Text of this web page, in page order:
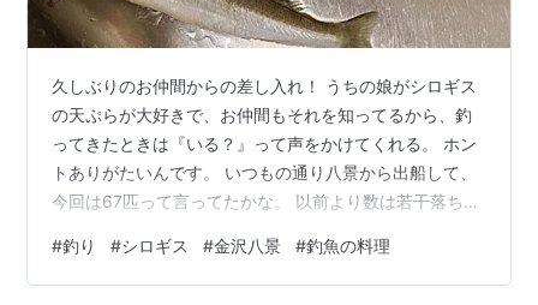
久しぶりのお仲間からの差し入れ！ うちの娘がシロギス
の天ぷらが大好きで、お仲間もそれを知ってるから、釣
ってきたときは『いる？』って声をかけてくれる。 ホン
トありがたいんです。 いつもの通り八景から出船して、
今回は67匹って言ってたかな。 以前より数は若干落ちた
子供が食べやすいように骨を外して切り身での天ぷらに
しちゃうんですけど、鮮度の良いシロギスの天ぷらは、
#釣り #シロギス #金沢八景 #釣魚の料理